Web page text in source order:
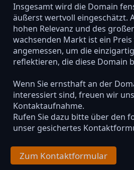
Insgesamt wird die Domain
äußerst wertvoll eingeschätzt.
hohen Relevanz und des
wachsenden Markt ist ein Preis
angemessen, um die
reflektieren, die diese Domain
Wenn Sie ernsthaft an der
interessiert sind, freuen wir
Kontaktaufnahme.
Rufen Sie dazu bitte über den
unser gesichertes
Zum Kontaktformular